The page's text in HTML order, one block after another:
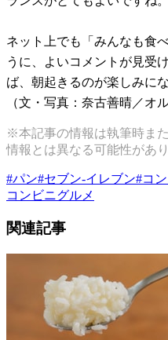
ネット上でも「みんなも食
うに、よいコメントが見受
ば、朝起きるのが楽しみに
（文・写真：奈古善晴／オ
※本記事の情報は執筆時ま
情報とは異なる可能性があ
#パン#セブン-イレブン#コ
コンビニグルメ
関連記事